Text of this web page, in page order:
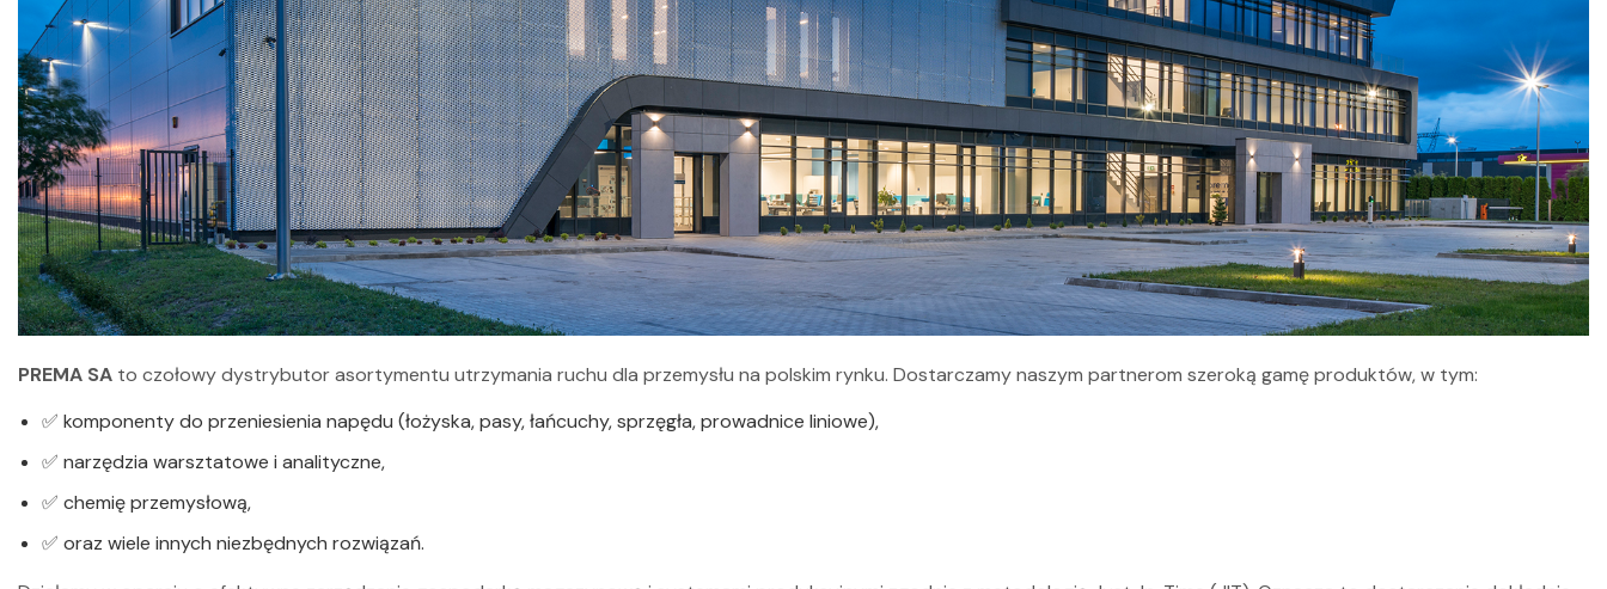
PREMA SA to czołowy dystrybutor asortymentu utrzymania ruchu dla przemysłu na polskim rynku. Dostarczamy naszym partnerom szeroką gamę produktów, w tym:
✅ komponenty do przeniesienia napędu (łożyska, pasy, łańcuchy, sprzęgła, prowadnice liniowe),
✅ narzędzia warsztatowe i analityczne,
✅ chemię przemysłową,
✅ oraz wiele innych niezbędnych rozwiązań.